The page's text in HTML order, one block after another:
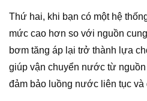
Thứ hai, khi bạn có một hệ
mức cao hơn so với nguồn
bơm tăng áp lại trở thành lựa
giúp vận chuyển nước từ
đảm bảo luồng nước liên tục và